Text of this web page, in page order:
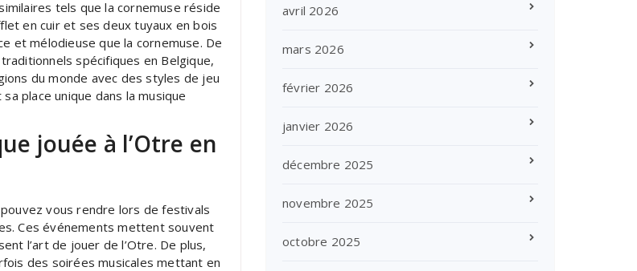
tels que la cornemuse réside
en cuir et ses deux tuyaux en bois
et mélodieuse que la cornemuse. De
spécifiques en Belgique,
du monde avec des styles de jeu
place unique dans la musique
jouée à l’Otre en
vous rendre lors de festivals
Ces événements mettent souvent
l’art de jouer de l’Otre. De plus,
des soirées musicales mettant en
avril 2026
mars 2026
février 2026
janvier 2026
décembre 2025
novembre 2025
octobre 2025